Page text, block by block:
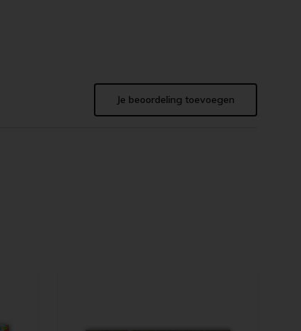
Je beoordeling toevoegen